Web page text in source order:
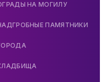
НА МОГИЛУ
ПАМЯТНИКИ